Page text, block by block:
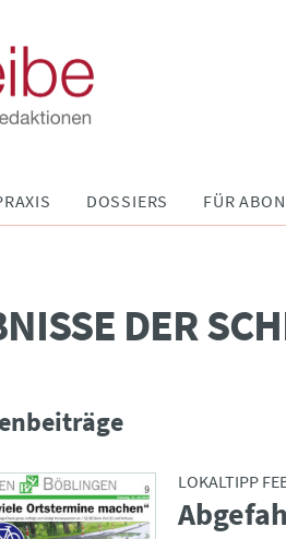
DOSSIERS FÜR
DER
LOKALTIPP